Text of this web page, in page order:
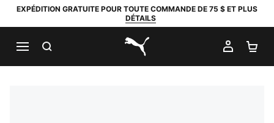
EXPÉDITION GRATUITE POUR TOUTE COMMANDE DE 75 $ ET PLUS
DÉTAILS
PUMA.com
MON